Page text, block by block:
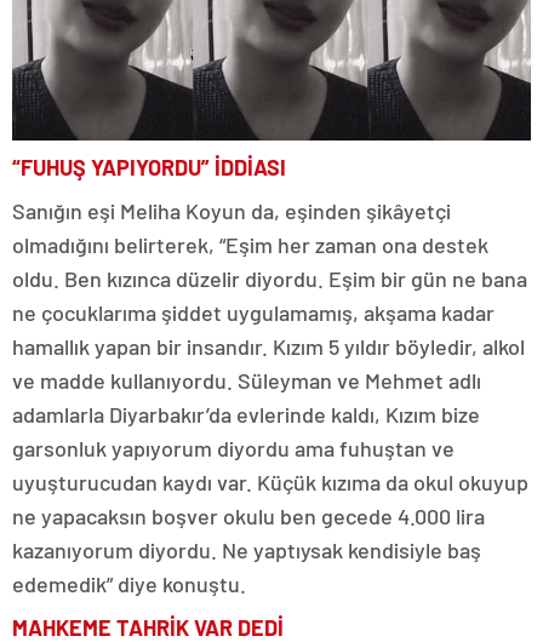
“FUHUŞ YAPIYORDU” İDDİASI
Sanığın eşi Meliha Koyun da, eşinden şikâyetçi
olmadığını belirterek, “Eşim her zaman ona destek
oldu. Ben kızınca düzelir diyordu. Eşim bir gün ne bana
ne çocuklarıma şiddet uygulamamış, akşama kadar
hamallık yapan bir insandır. Kızım 5 yıldır böyledir, alkol
ve madde kullanıyordu. Süleyman ve Mehmet adlı
adamlarla Diyarbakır’da evlerinde kaldı, Kızım bize
garsonluk yapıyorum diyordu ama fuhuştan ve
uyuşturucudan kaydı var. Küçük kızıma da okul okuyup
ne yapacaksın boşver okulu ben gecede 4.000 lira
kazanıyorum diyordu. Ne yaptıysak kendisiyle baş
edemedik” diye konuştu.
MAHKEME TAHRİK VAR DEDİ